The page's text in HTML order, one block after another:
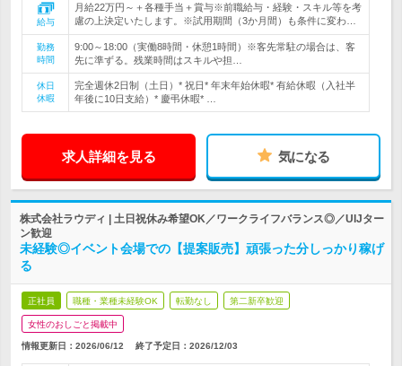
給与
月給22万円～＋各種手当＋賞与※前職給与・経験・スキル等を考
慮の上決定いたします。※試用期間（3か月間）も条件に変わ…
勤務
時間
9:00～18:00（実働8時間・休憩1時間）※客先常駐の場合は、客
先に準ずる。残業時間はスキルや担…
休日
休暇
完全週休2日制（土日）* 祝日* 年末年始休暇* 有給休暇（入社半
年後に10日支給）* 慶弔休暇* …
求人詳細を見る 気になる
株式会社ラウディ | 土日祝休み希望OK／ワークライフバランス◎／UIJター
ン歓迎
未経験◎イベント会場での【提案販売】頑張った分しっかり稼げ
る
正社員 職種・業種未経験OK 転勤なし 第二新卒歓迎
女性のおしごと掲載中
情報更新日：2026/06/12 終了予定日： 2026/12/03